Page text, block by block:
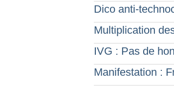
Dico anti-
Multiplication
IVG : Pas de
Manifestation :